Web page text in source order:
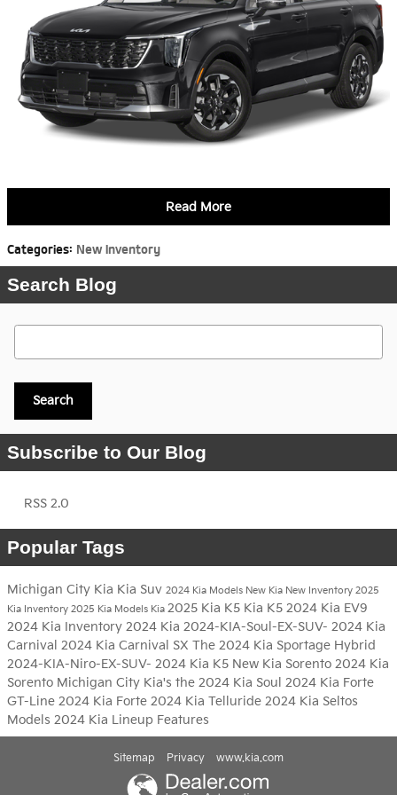
Read More
Categories: New Inventory
Search Blog
Search Blog
Search
Subscribe to Our Blog
RSS 2.0
Popular Tags
Michigan City Kia Kia Suv 2024 Kia Models New Kia New Inventory 2025
Kia Inventory 2025 Kia Models Kia 2025 Kia K5 Kia K5 2024 Kia EV9
2024 Kia Inventory 2024 Kia 2024-KIA-Soul-EX-SUV- 2024 Kia
Carnival 2024 Kia Carnival SX The 2024 Kia Sportage Hybrid
2024-KIA-Niro-EX-SUV- 2024 Kia K5 New Kia Sorento 2024 Kia
Sorento Michigan City Kia's the 2024 Kia Soul 2024 Kia Forte
GT-Line 2024 Kia Forte 2024 Kia Telluride 2024 Kia Seltos
Models 2024 Kia Lineup Features
Sitemap Privacy www.kia.com